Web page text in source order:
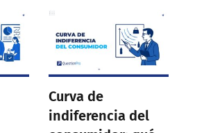
Curva de
indiferencia del